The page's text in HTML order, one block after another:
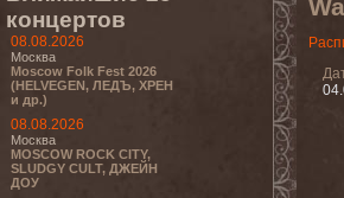
концертов
08.08.2026
Москва
Moscow Folk Fest 2026
(HELVEGEN, ЛЕДЪ, ХРЕН
и др.)
08.08.2026
Москва
MOSCOW ROCK CITY,
SLUDGY CULT, ДЖЕЙН
ДОУ